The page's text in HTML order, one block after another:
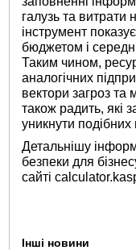
галузь та витрати
інструмент
бюджетом і
Таким чином,
аналогічних
вектори загроз та
також радить, які
уникнути
Детальнішу
безпеки для
сайті
Інші новини